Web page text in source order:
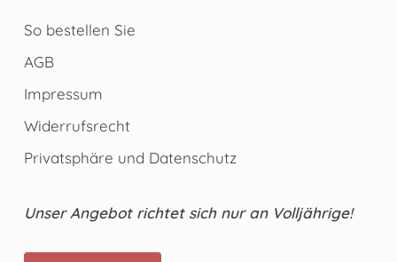
So bestellen Sie
AGB
Impressum
Widerrufsrecht
Privatsphäre und Datenschutz
Unser Angebot richtet sich nur an Volljährige!